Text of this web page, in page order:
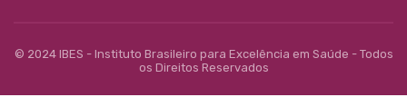
© 2024 IBES - Instituto Brasileiro para Excelência em Saúde - Todos
os Direitos Reservados